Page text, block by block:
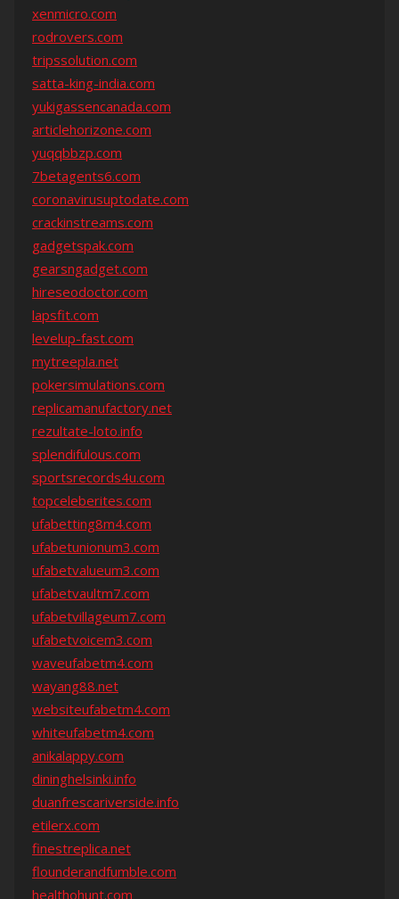
xenmicro.com
rodrovers.com
tripssolution.com
satta-king-india.com
yukigassencanada.com
articlehorizone.com
yuqqbbzp.com
7betagents6.com
coronavirusuptodate.com
crackinstreams.com
gadgetspak.com
gearsngadget.com
hireseodoctor.com
lapsfit.com
levelup-fast.com
mytreepla.net
pokersimulations.com
replicamanufactory.net
rezultate-loto.info
splendifulous.com
sportsrecords4u.com
topceleberites.com
ufabetting8m4.com
ufabetunionum3.com
ufabetvalueum3.com
ufabetvaultm7.com
ufabetvillageum7.com
ufabetvoicem3.com
waveufabetm4.com
wayang88.net
websiteufabetm4.com
whiteufabetm4.com
anikalappy.com
dininghelsinki.info
duanfrescariverside.info
etilerx.com
finestreplica.net
flounderandfumble.com
healthohunt.com